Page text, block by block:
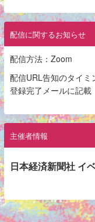
配信に関するお知らせ
配信方法：Zoom
配信URL告知のタイミ
登録完了メールに記載
主催者情報
日本経済新聞社 イ